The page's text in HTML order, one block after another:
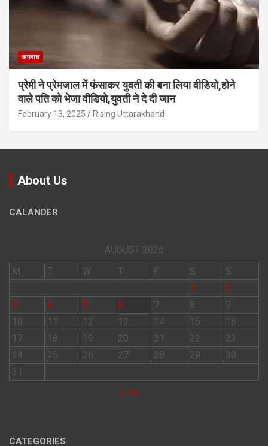
अपराध
प्रेमी ने प्रेमजाल में फंसाकर युवती की बना लिया वीडियो,होने
वाले पत‍ि को भेजा वीड‍ियो,युवती ने दे दी जान
February 13, 2025 Rising Uttarakhand
About Us
CALANDER
AUGUST 2026
M
T W T F S
S
1
2
3
4 5 6 7 8
9
10
11 12 13 14 15
16
17
18 19 20 21 22
23
24
25 26 27 28 29
30
31
« Jul
CATEGORIES